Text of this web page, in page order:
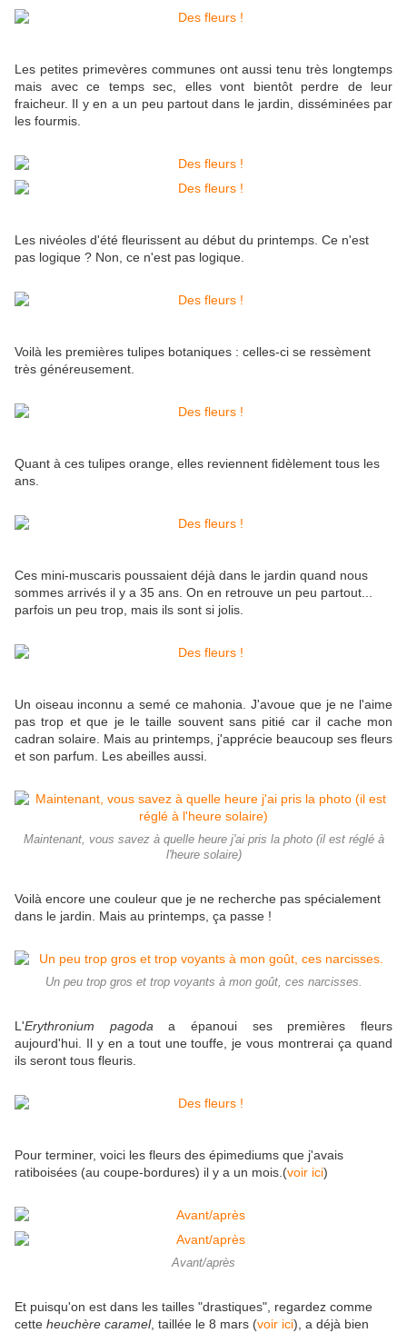
Les petites primevères communes ont aussi tenu très longtemps
mais avec ce temps sec, elles vont bientôt perdre de leur
fraicheur. Il y en a un peu partout dans le jardin, disséminées par
les fourmis.
Les nivéoles d'été fleurissent au début du printemps. Ce n'est
pas logique ? Non, ce n'est pas logique.
Voilà les premières tulipes botaniques : celles-ci se ressèment
très généreusement.
Quant à ces tulipes orange, elles reviennent fidèlement tous les
ans.
Ces mini-muscaris poussaient déjà dans le jardin quand nous
sommes arrivés il y a 35 ans. On en retrouve un peu partout...
parfois un peu trop, mais ils sont si jolis.
Un oiseau inconnu a semé ce mahonia. J'avoue que je ne l'aime
pas trop et que je le taille souvent sans pitié car il cache mon
cadran solaire. Mais au printemps, j'apprécie beaucoup ses fleurs
et son parfum. Les abeilles aussi.
Maintenant, vous savez à quelle heure j'ai pris la photo (il est réglé à
l'heure solaire)
Voilà encore une couleur que je ne recherche pas spécialement
dans le jardin. Mais au printemps, ça passe !
Un peu trop gros et trop voyants à mon goût, ces narcisses.
L'Erythronium pagoda a épanoui ses premières fleurs
aujourd'hui. Il y en a tout une touffe, je vous montrerai ça quand
ils seront tous fleuris.
Pour terminer, voici les fleurs des épimediums que j'avais
ratiboisées (au coupe-bordures) il y a un mois.(voir ici)
Avant/après
Et puisqu'on est dans les tailles "drastiques", regardez comme
cette heuchère caramel, taillée le 8 mars (voir ici), a déjà bien